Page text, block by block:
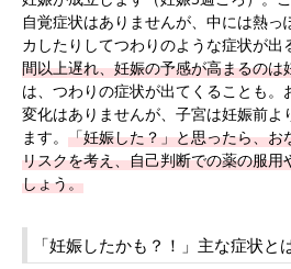
自覚症状はありませんが、中には熱
カしたりしてつわりのような症状が出
間以上遅れ、妊娠の予感が高まるのは
は、つわりの症状が出てくることも。
変化はありませんが、子宮は妊娠前よ
ます。 「妊娠した？」と思ったら、お
リスクを考え、自己判断での薬の服用
しょう。
「妊娠したかも？！」主な症状と